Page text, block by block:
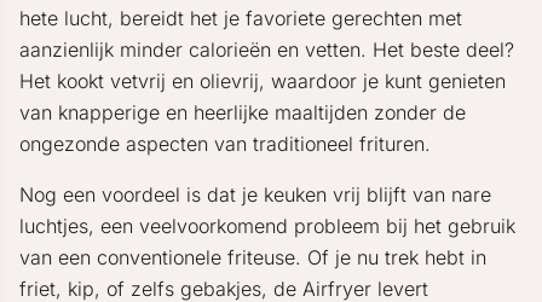
hete lucht, bereidt het je favoriete gerechten met
aanzienlijk minder calorieën en vetten. Het beste deel?
Het kookt vetvrij en olievrij, waardoor je kunt genieten
van knapperige en heerlijke maaltijden zonder de
ongezonde aspecten van traditioneel frituren.
Nog een voordeel is dat je keuken vrij blijft van nare
luchtjes, een veelvoorkomend probleem bij het gebruik
van een conventionele friteuse. Of je nu trek hebt in
friet, kip, of zelfs gebakjes, de Airfryer levert